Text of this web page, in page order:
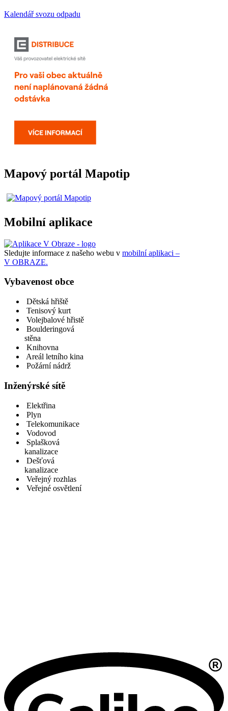
Kalendář svozu odpadu
Mapový portál Mapotip
Mobilní aplikace
Sledujte informace z našeho webu v mobilní aplikaci –
V OBRAZE.
Vybavenost obce
Dětská hřiště
Tenisový kurt
Volejbalové hřistě
Boulderingová
stěna
Knihovna
Areál letního kina
Požární nádrž
Inženýrské sítě
Elektřina
Plyn
Telekomunikace
Vodovod
Splašková
kanalizace
Dešťová
kanalizace
Veřejný rozhlas
Veřejné osvětlení